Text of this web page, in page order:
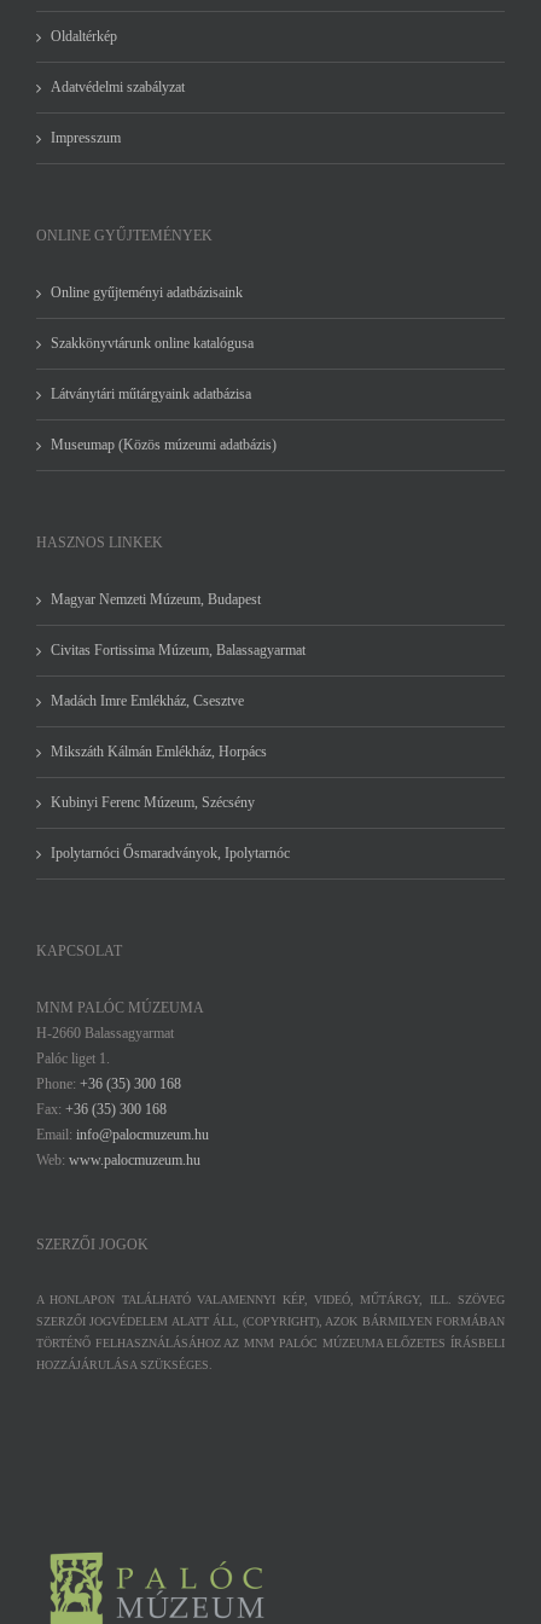
Oldaltérkép
Adatvédelmi szabályzat
Impresszum
ONLINE GYŰJTEMÉNYEK
Online gyűjteményi adatbázisaink
Szakkönyvtárunk online katalógusa
Látványtári műtárgyaink adatbázisa
Museumap (Közös múzeumi adatbázis)
HASZNOS LINKEK
Magyar Nemzeti Múzeum, Budapest
Civitas Fortissima Múzeum, Balassagyarmat
Madách Imre Emlékház, Csesztve
Mikszáth Kálmán Emlékház, Horpács
Kubinyi Ferenc Múzeum, Szécsény
Ipolytarnóci Ősmaradványok, Ipolytarnóc
KAPCSOLAT
MNM PALÓC MÚZEUMA
H-2660 Balassagyarmat
Palóc liget 1.
Phone: +36 (35) 300 168
Fax: +36 (35) 300 168
Email: info@palocmuzeum.hu
Web: www.palocmuzeum.hu
SZERZŐI JOGOK
A HONLAPON TALÁLHATÓ VALAMENNYI KÉP, VIDEÓ, MŰTÁRGY, ILL. SZÖVEG
SZERZŐI JOGVÉDELEM ALATT ÁLL, (COPYRIGHT), AZOK BÁRMILYEN FORMÁBAN
TÖRTÉNŐ FELHASZNÁLÁSÁHOZ AZ MNM PALÓC MÚZEUMA ELŐZETES ÍRÁSBELI
HOZZÁJÁRULÁSA SZÜKSÉGES.